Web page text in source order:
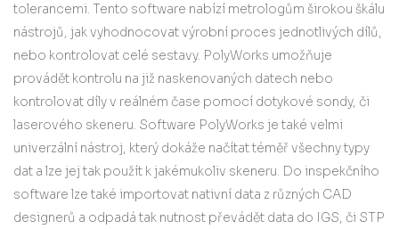
tolerancemi. Tento software nabízí metrologům širokou škálu
nástrojů, jak vyhodnocovat výrobní proces jednotlivých dílů,
nebo kontrolovat celé sestavy. PolyWorks umožňuje
provádět kontrolu na již naskenovaných datech nebo
kontrolovat díly v reálném čase pomocí dotykové sondy, či
laserového skeneru. Software PolyWorks je také velmi
univerzální nástroj, který dokáže načítat téměř všechny typy
dat a lze jej tak použít k jakémukoliv skeneru. Do inspekčního
software lze také importovat nativní data z různých CAD
designerů a odpadá tak nutnost převádět data do IGS, či STP